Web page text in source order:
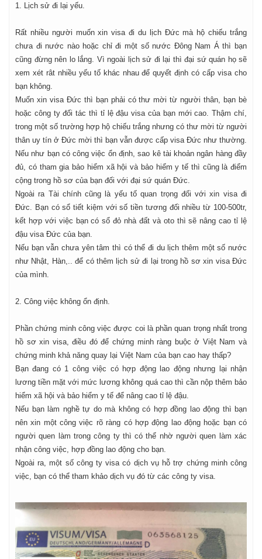
1. Lịch sử đi lại yếu.
Rất nhiều người muốn xin visa đi du lịch Đức mà hộ chiếu trắng
chưa đi nước nào hoặc chỉ đi một số nước Đông Nam Á thì bạn
cũng đừng nên lo lắng. Vì ngoài lịch sử đi lại thì đại sứ quán họ sẽ
xem xét rât nhiều yếu tố khác nhau để quyết định có cấp visa cho
bạn không.
Muốn xin visa Đức thì bạn phải có thư mời từ người thân, bạn bè
hoặc công ty đối tác thì tỉ lệ đậu visa của bạn mới cao. Thậm chí,
trong một số trường hợp hộ chiếu trắng nhưng có thư mời từ người
thân uy tín ở Đức mời thì bạn vẫn được cấp visa Đức như thường.
Nếu như bạn có công việc ổn định, sao kê tài khoản ngân hàng đầy
đủ, có tham gia bảo hiểm xã hội và bảo hiểm y tế thì cũng là điểm
cộng trong hồ sơ của bạn đối với đại sứ quán Đức.
Ngoài ra Tài chính cũng là yếu tố quan trọng đối với xin visa đi
Đức. Bạn có sổ tiết kiệm với số tiền tương đối nhiều từ 100-500tr,
kết hợp với việc bạn có sổ đỏ nhà đất và oto thì sẽ nâng cao tỉ lệ
đậu visa Đức của bạn.
Nếu bạn vẫn chưa yên tâm thì có thể đi du lịch thêm một số nước
như Nhật, Hàn,.. để có thêm lịch sử đi lại trong hồ sơ xin visa Đức
của mình.
2. Công việc không ổn định.
Phần chứng minh công việc được coi là phần quan trọng nhất trong
hồ sơ xin visa, điều đó để chứng minh ràng buộc ở Việt Nam và
chứng minh khả năng quay lại Việt Nam của bạn cao hay thấp?
Bạn đang có 1 công việc có hợp động lao động nhưng lại nhận
lương tiền mặt với mức lương không quá cao thì cần nộp thêm bảo
hiểm xã hội và bảo hiểm y tế để nâng cao tỉ lệ đậu.
Nếu bạn làm nghề tự do mà không có hợp đồng lao động thì bạn
nên xin một công việc rõ ràng có hợp động lao động hoặc bạn có
người quen làm trong công ty thì có thể nhờ người quen làm xác
nhận công việc, hợp đồng lao động cho bạn.
Ngoài ra, một số công ty visa có dịch vụ hỗ trợ chứng minh công
việc, bạn có thể tham khảo dịch vụ đó từ các công ty visa.